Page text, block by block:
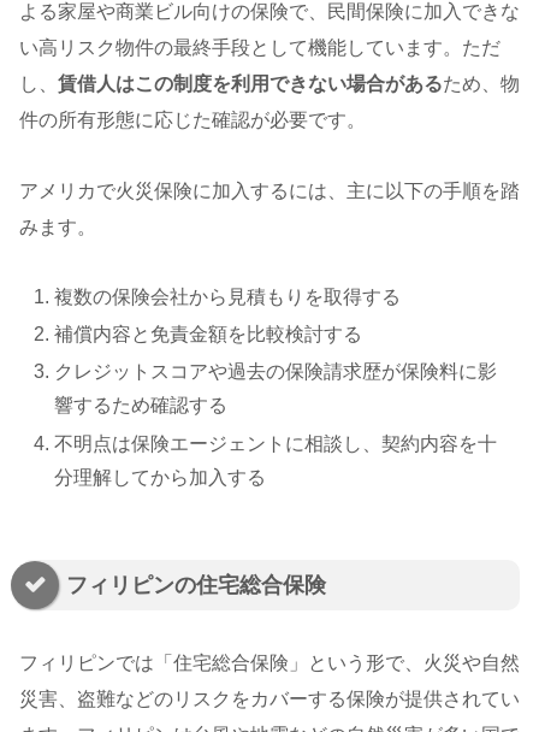
よる家屋や商業ビル向けの保険で、民間保険に加入できな
い高リスク物件の最終手段として機能しています。ただ
し、 賃借人はこの制度を利用できない場合があるため、物
件の所有形態に応じた確認が必要です。
アメリカで火災保険に加入するには、主に以下の手順を踏
みます。
複数の保険会社から見積もりを取得する
補償内容と免責金額を比較検討する
クレジットスコアや過去の保険請求歴が保険料に影
響するため確認する
不明点は保険エージェントに相談し、契約内容を十
分理解してから加入する
フィリピンの住宅総合保険
フィリピンでは「住宅総合保険」という形で、火災や自然
災害、盗難などのリスクをカバーする保険が提供されてい